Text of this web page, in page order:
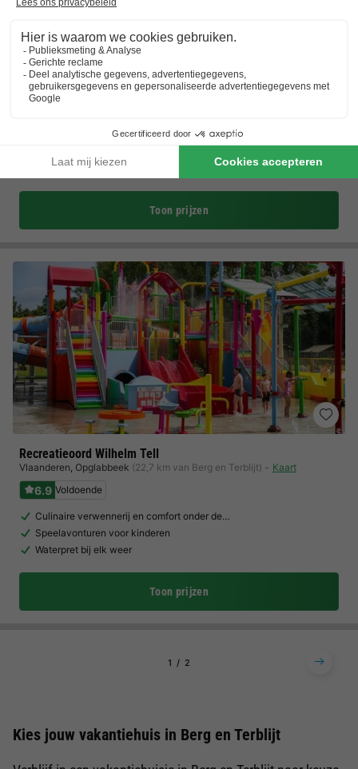
Landal Kasteeldomein De Cauberg
Limburg,Valkenburg (2,7 km van Berg en Terblijt) Kaart
Luxe vakantiehuizen met panoramisch uitzicht…
Sauna en wellnessresort Thermae 2000
Toon prijzen
Recreatieoord Wilhelm Tell
Vlaanderen, Opglabbeek (22,7 km van Berg en Terblijt) Kaart
6.9 Voldoende
Culinaire verwennerij en comfort onder de…
Speelavonturen voor kinderen
Waterpret bij elk weer
Toon prijzen
1 2
Kies jouw vakantiehuis in Berg en Terblijt